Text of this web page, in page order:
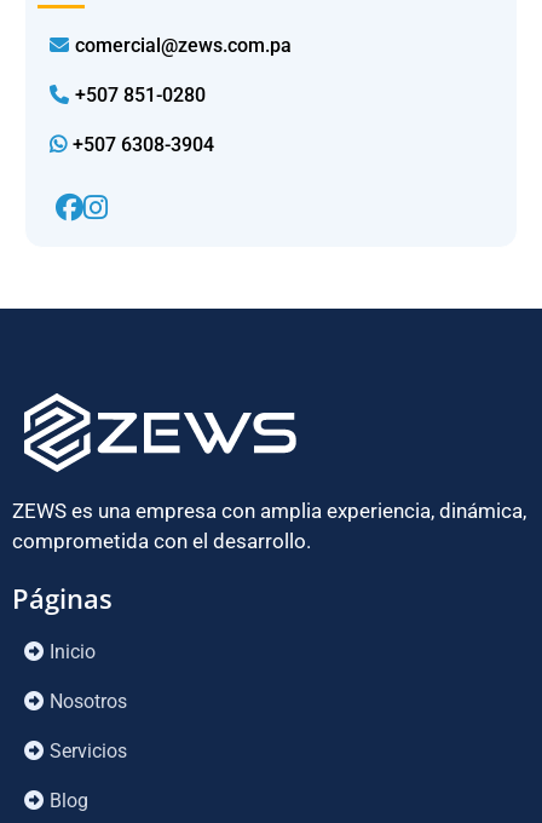
comercial@zews.com.pa
+507 851-0280
+507 6308-3904
ZEWS es una empresa con amplia experiencia, dinámica,
comprometida con el desarrollo.
Páginas
Inicio
Nosotros
Servicios
Blog